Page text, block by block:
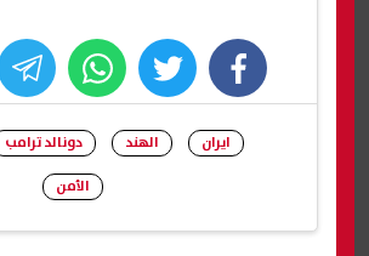
facebook
twitter
whats
ايران الهند دونالد ترامب
الأمن